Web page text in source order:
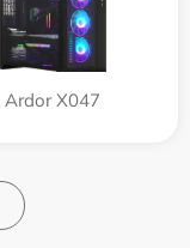
Ardor X047